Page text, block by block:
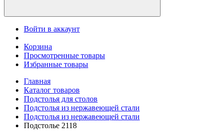
Войти в аккаунт
Корзина
Просмотренные товары
Избранные товары
Главная
Каталог товаров
Подстолья для столов
Подстолья из нержавеющей стали
Подстолья из нержавеющей стали
Подстолье 2118